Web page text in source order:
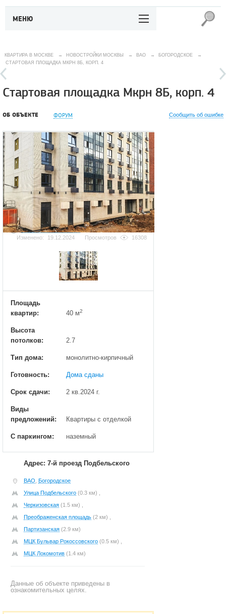
МЕНЮ
КВАРТИРА В МОСКВЕ → НОВОСТРОЙКИ МОСКВЫ → ВАО → БОГОРОДСКОЕ
→
СТАРТОВАЯ ПЛОЩАДКА МКРН 8Б, КОРП. 4
Стартовая площадка Мкрн 8Б, корп. 4
ОБ ОБЪЕКТЕ ФОРУМ Сообщить об ошибке
Добавить фотографию
Изменено:
19.12.2024 Просмотров 16308
Площадь
квартир:
40 м2
Высота
потолков:
2.7
Тип дома: монолитно-кирпичный
Готовность: Дома сданы
Срок сдачи: 2 кв.2024 г.
Виды
предложений:
Квартиры с отделкой
С паркингом: наземный
Адрес: 7-й проезд Подбельского
ВАО Богородское
Улица Подбельского (0.3 км) ,
Черкизовская (1.5 км) ,
Преображенская площадь (2 км) ,
Партизанская (2.9 км)
МЦК Бульвар Рокоссовского (0.5 км) ,
МЦК Локомотив (1.4 км)
Данные об объекте приведены в
ознакомительных целях.